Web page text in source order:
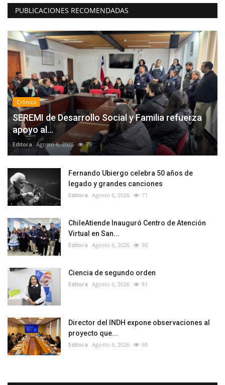
PUBLICACIONES RECOMENDADAS
Crónica
SEREMI de Desarrollo Social y Familia refuerza
apoyo al...
Editora Agosto 6, 2026 78
Fernando Ubiergo celebra 50 años de
legado y grandes canciones
Editora Agosto 6, 2026 71
ChileAtiende Inauguró Centro de Atención
Virtual en San...
Editora Agosto 6, 2026 90
Ciencia de segundo orden
Editora Agosto 6, 2026 81
Director del INDH expone observaciones al
proyecto que...
Editora Agosto 6, 2026 68